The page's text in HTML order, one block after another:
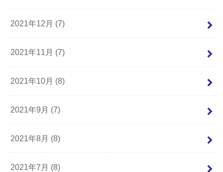
2021年12月 (7)
2021年11月 (7)
2021年10月 (8)
2021年9月 (7)
2021年8月 (8)
2021年7月 (8)